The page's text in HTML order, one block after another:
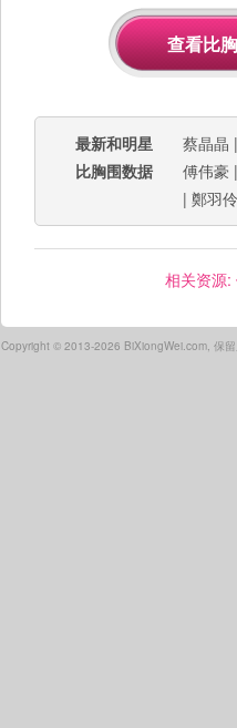
最新和明星
比胸围数据
蔡晶晶
傅伟豪
| 鄭羽伶
相关资源:
Copyright © 2013-2026 BiXiongWei.com, 保